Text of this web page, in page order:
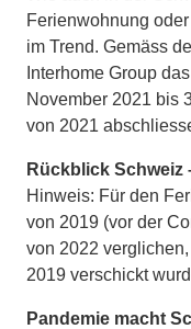
Ferienwohnung
im Trend. Gemäss
Interhome Group
November 2021 bis
von 2021
Rückblick Schweiz
Hinweis: Für den
von 2019 (vor der
von 2022
2019 verschickt
Pandemie macht